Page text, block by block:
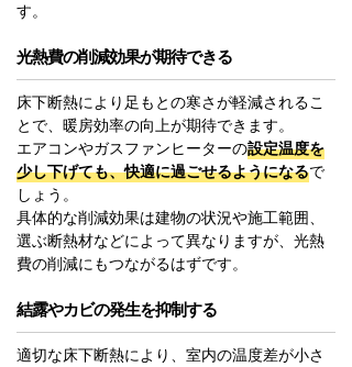
す。
光熱費の削減効果が期待できる
床下断熱により足もとの寒さが軽減されるこ
とで、暖房効率の向上が期待できます。
エアコンやガスファンヒーターの設定温度を
少し下げても、快適に過ごせるようになるで
しょう。
具体的な削減効果は建物の状況や施工範囲、
選ぶ断熱材などによって異なりますが、光熱
費の削減にもつながるはずです。
結露やカビの発生を抑制する
適切な床下断熱により、室内の温度差が小さ